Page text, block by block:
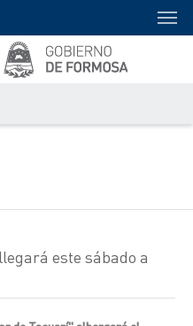
este sábado a